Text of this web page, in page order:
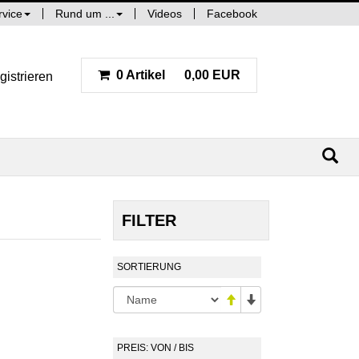
Rund um ... Videos Facebook
0 Artikel 0,00 EUR
FILTER
SORTIERUNG
PREIS: VON / BIS